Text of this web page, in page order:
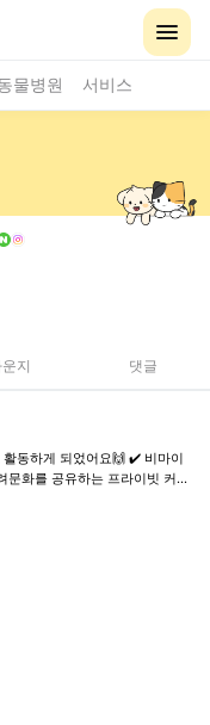
물병원 서비스
지 댓글
되었어요🙌 ✔️ 비마이
문화를 공유하는 프라이빗 커뮤